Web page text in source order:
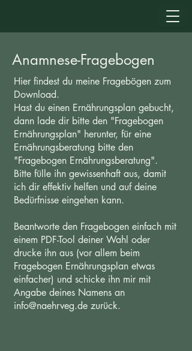
Anamnese-Fragebogen
Hier findest du meine Fragebögen zum
Download.
Hast du einen Ernährungsplan gebucht,
dann lade dir bitte den "Fragebogen
Ernährungsplan" herunter, für eine
Ernährungsberatung bitte den
"Fragebogen Ernährungsberatung".
Bitte fülle ihn gewissenhaft aus, damit
ich dir effektiv helfen und auf deine
Bedürfnisse eingehen kann.
Beantworte den Fragebogen einfach mit
einem PDF-Tool deiner Wahl oder
drucke ihn aus (vor allem beim
Fragebogen Ernährungsplan etwas
einfacher) und schicke ihn mir mit
Angabe deines Namens an
info@naehrveg.de zurück.